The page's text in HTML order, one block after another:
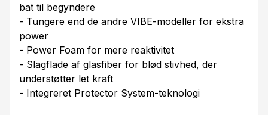
bat til begyndere
- Tungere end de andre VIBE-modeller for ekstra
power
- Power Foam for mere reaktivitet
- Slagflade af glasfiber for blød stivhed, der
understøtter let kraft
- Integreret Protector System-teknologi